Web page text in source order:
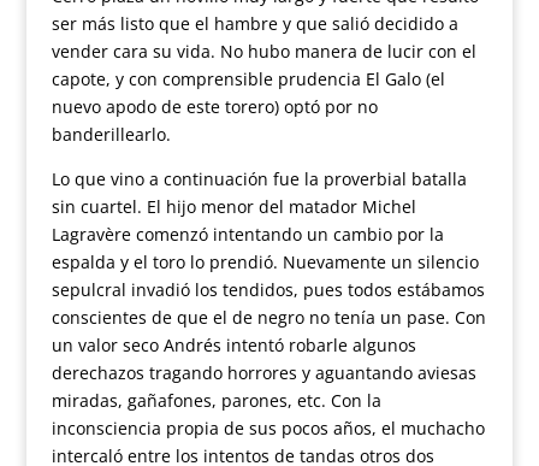
ser más listo que el hambre y que salió decidido a
vender cara su vida. No hubo manera de lucir con el
capote, y con comprensible prudencia El Galo (el
nuevo apodo de este torero) optó por no
banderillearlo.
Lo que vino a continuación fue la proverbial batalla
sin cuartel. El hijo menor del matador Michel
Lagravère comenzó intentando un cambio por la
espalda y el toro lo prendió. Nuevamente un silencio
sepulcral invadió los tendidos, pues todos estábamos
conscientes de que el de negro no tenía un pase. Con
un valor seco Andrés intentó robarle algunos
derechazos tragando horrores y aguantando aviesas
miradas, gañafones, parones, etc. Con la
inconsciencia propia de sus pocos años, el muchacho
intercaló entre los intentos de tandas otros dos